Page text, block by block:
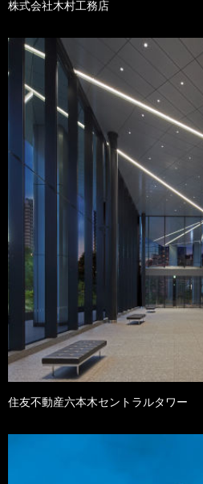
株式会社木村工務店
住友不動産六本木セントラルタワー